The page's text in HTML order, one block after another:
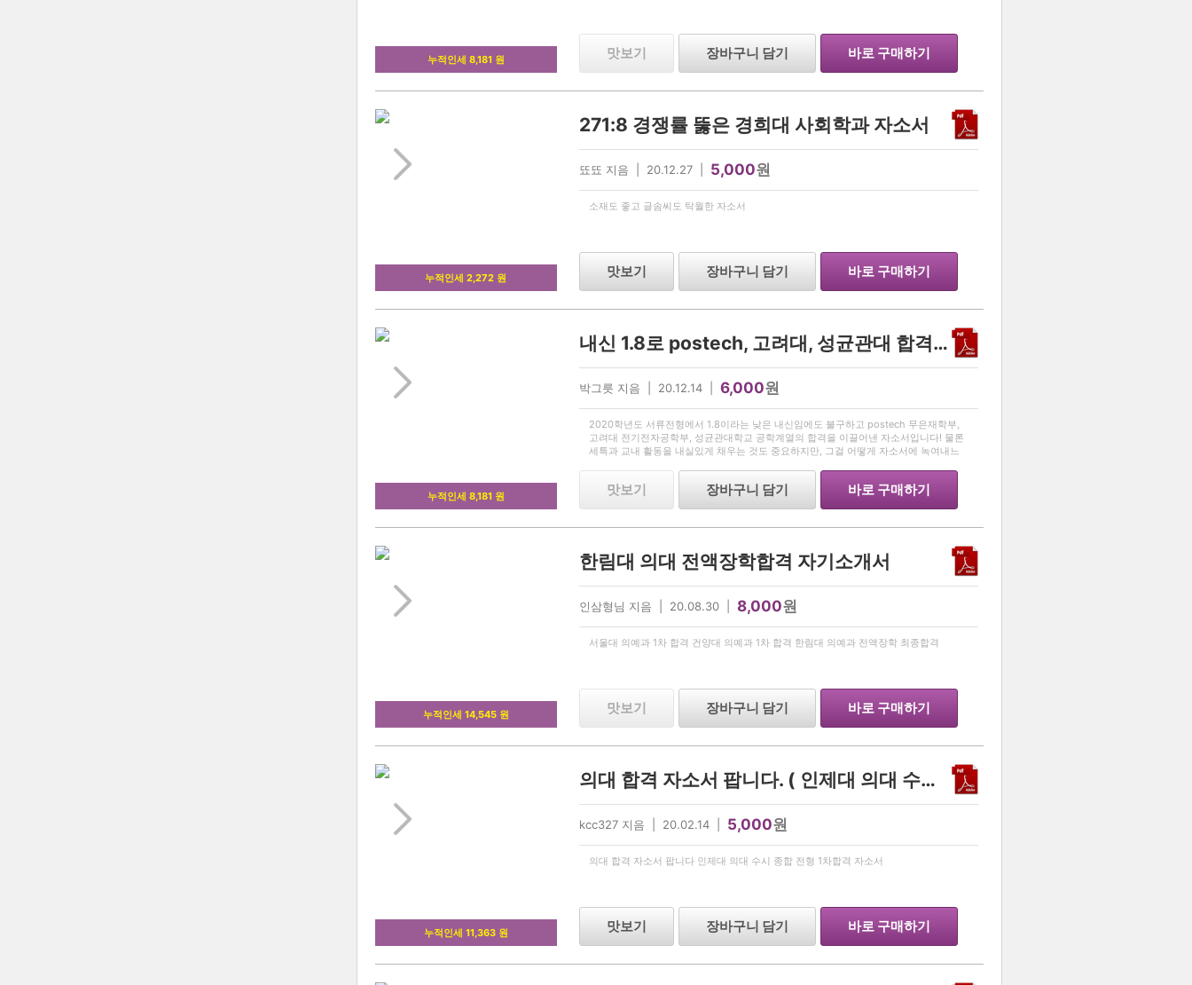
누적인세 8,181 원 맛보기 장바구니 담기 바로 구매하기
누적인세 2,272 원
271:8 경쟁률 뚫은 경희대 사회학과 자소서
뚀뚀 지음 | 20.12.27 | 5,000원
소재도 좋고 글솜씨도 탁월한 자소서
맛보기 장바구니 담기 바로 구매하기
누적인세 8,181 원
내신 1.8로 postech, 고려대, 성균관대 합격? 교수님들의 이목을 끄는 자소서!
박그릇 지음 | 20.12.14 | 6,000원
2020학년도 서류전형에서 1.8이라는 낮은 내신임에도 불구하고 postech 무은재학부,
고려대 전기전자공학부, 성균관대학교 공학계열의 합격을 이끌어낸 자소서입니다! 물론
세특과 교내 활동을 내실있게 채우는 것도 중요하지만, 그걸 어떻게 자소서에 녹여내느
맛보기 장바구니 담기 바로 구매하기
누적인세 14,545 원
한림대 의대 전액장학합격 자기소개서
인삼형님 지음 | 20.08.30 | 8,000원
서울대 의예과 1차 합격 건양대 의예과 1차 합격 한림대 의예과 전액장학 최종합격
맛보기 장바구니 담기 바로 구매하기
누적인세 11,363 원
의대 합격 자소서 팝니다. ( 인제대 의대 수시 종합 전형 1차합격 자소서 팝니다)
kcc327 지음 | 20.02.14 | 5,000원
의대 합격 자소서 팝니다 인제대 의대 수시 종합 전형 1차합격 자소서
맛보기 장바구니 담기 바로 구매하기